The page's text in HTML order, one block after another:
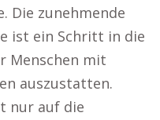
Die zunehmende
ist ein Schritt in die
Menschen mit
auszustatten.
nur auf die